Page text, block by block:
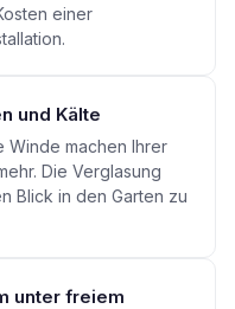
einer
und Kälte
Winde machen Ihrer
Die Verglasung
Blick in den Garten zu
unter freiem